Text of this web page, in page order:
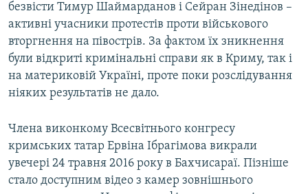
безвісти Тимур Шаймарданов і Сейран Зінедінов –
активні учасники протестів проти військового
вторгнення на півострів. За фактом їх зникнення
були відкриті кримінальні справи як в Криму, так і
на материковій Україні, проте поки розслідування
ніяких результатів не дало.
Члена виконкому Всесвітнього конгресу
кримських татар Ервіна Ібрагімова викрали
увечері 24 травня 2016 року в Бахчисараї. Пізніше
стало доступним відео з камер зовнішнього